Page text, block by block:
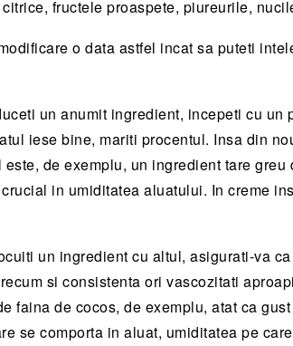
fructele proaspete, piureurile,
o data astfel incat sa puteti
un anumit ingredient, incepeti cu un
iese bine, mariti procentul. Insa din
de exemplu, un ingredient tare
in umiditatea aluatului. In creme
un ingredient cu altul, asigurati-va
si consistenta ori vascozitati
faina de cocos, de exemplu, atat ca
se comporta in aluat, umiditatea pe